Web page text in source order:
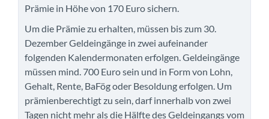
Prämie in Höhe von 170 Euro sichern.
Um die Prämie zu erhalten, müssen bis zum 30.
Dezember Geldeingänge in zwei aufeinander
folgenden Kalendermonaten erfolgen. Geldeingänge
müssen mind. 700 Euro sein und in Form von Lohn,
Gehalt, Rente, BaFög oder Besoldung erfolgen. Um
prämienberechtigt zu sein, darf innerhalb von zwei
Tagen nicht mehr als die Hälfte des Geldeingangs vom